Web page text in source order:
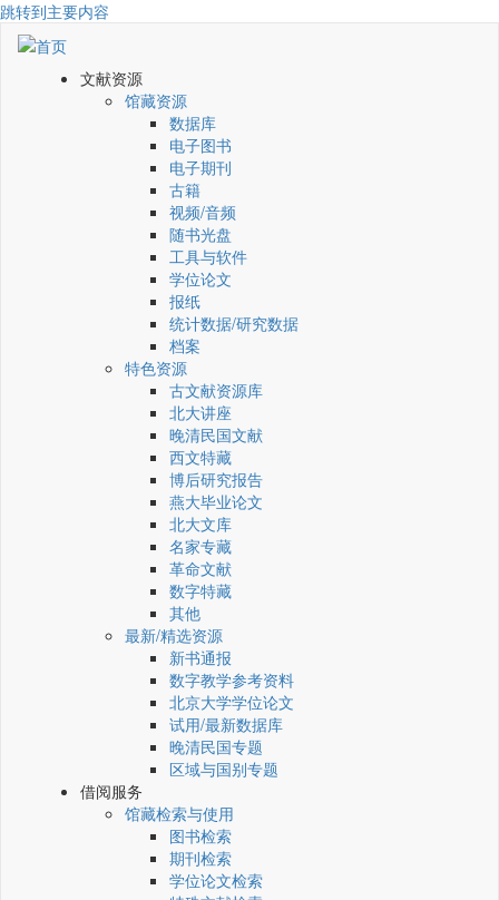
跳转到主要内容
文献资源
馆藏资源
数据库
电子图书
电子期刊
古籍
视频/音频
随书光盘
工具与软件
学位论文
报纸
统计数据/研究数据
档案
特色资源
古文献资源库
北大讲座
晚清民国文献
西文特藏
博后研究报告
燕大毕业论文
北大文库
名家专藏
革命文献
数字特藏
其他
最新/精选资源
新书通报
数字教学参考资料
北京大学学位论文
试用/最新数据库
晚清民国专题
区域与国别专题
借阅服务
馆藏检索与使用
图书检索
期刊检索
学位论文检索